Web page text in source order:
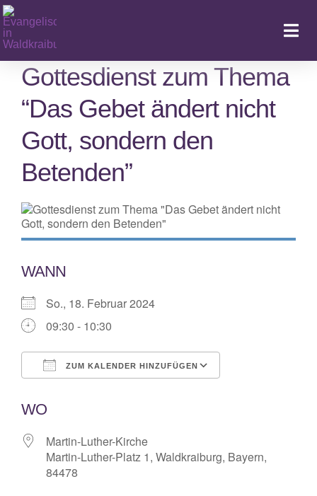
Zum
Inhalt
springen
Gottesdienst zum Thema
“Das Gebet ändert nicht
Gott, sondern den
Betenden”
WANN
So., 18. Februar 2024
09:30 - 10:30
ZUM KALENDER HINZUFÜGEN
WO
Martin-Luther-Kirche
Martin-Luther-Platz 1, Waldkraiburg, Bayern,
84478